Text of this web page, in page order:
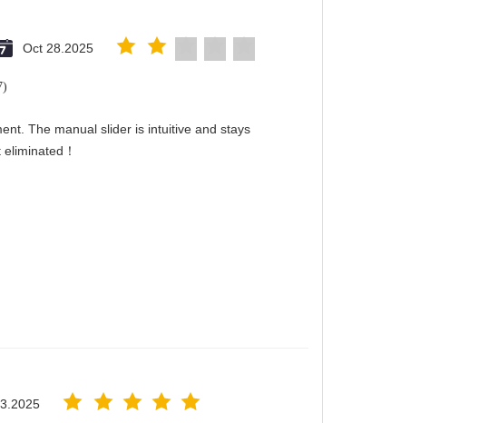
Oct 28.2025
The manual slider is intuitive and stays
！